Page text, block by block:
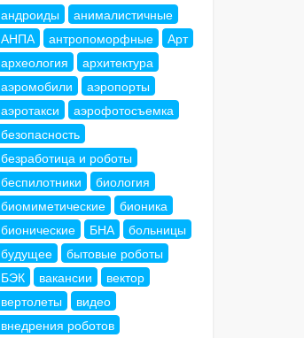
андроиды
анималистичные
АНПА
антропоморфные
Арт
археология
архитектура
аэромобили
аэропорты
аэротакси
аэрофотосъемка
безопасность
безработица и роботы
беспилотники
биология
биомиметические
бионика
бионические
БНА
больницы
будущее
бытовые роботы
БЭК
вакансии
вектор
вертолеты
видео
внедрения роботов